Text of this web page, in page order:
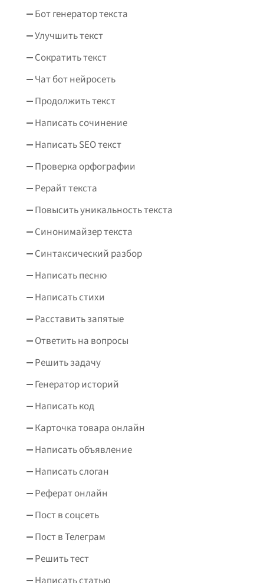
Бот генератор текста
Улучшить текст
Сократить текст
Чат бот нейросеть
Продолжить текст
Написать сочинение
Написать SEO текст
Проверка орфографии
Рерайт текста
Повысить уникальность текста
Синонимайзер текста
Синтаксический разбор
Написать песню
Написать стихи
Расставить запятые
Ответить на вопросы
Решить задачу
Генератор историй
Написать код
Карточка товара онлайн
Написать объявление
Написать слоган
Реферат онлайн
Пост в соцсеть
Пост в Телеграм
Решить тест